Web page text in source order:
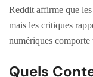
Reddit affirme que les
mais les critiques
numériques comporte
Quels